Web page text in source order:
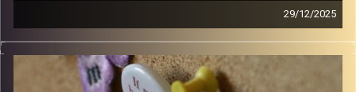
29/12/2025
קלאסיקות רוק עם אורן הוף
włodi